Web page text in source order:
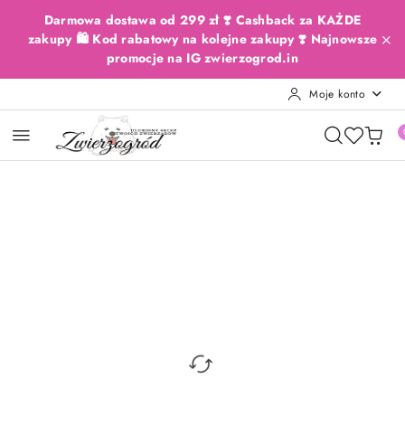
Przejdź do treści głównej
Przejdź do wyszukiwarki
Przejdź do moje konto
Przejdź do menu głównego
Przejdź do opisu produktu
Przejdź do stopki
Darmowa dostawa od 299 zł ❣️ Cashback za KAŻDE
zakupy 🛍️ Kod rabatowy na kolejne zakupy ❣️ Najnowsze
promocje na IG zwierzogrod.in
Moje konto